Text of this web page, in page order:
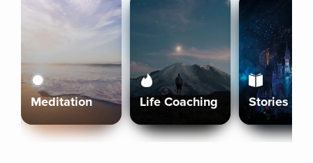
Meditation Life Coaching Stories